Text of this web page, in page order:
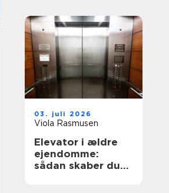
03. juli 2026
Viola Rasmusen
Elevator i ældre
ejendomme:
sådan skaber du